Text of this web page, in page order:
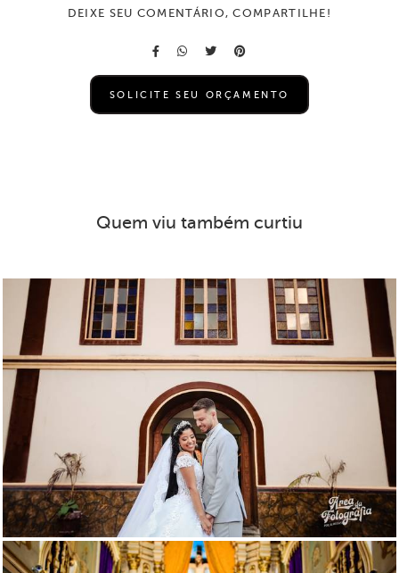
DEIXE SEU COMENTÁRIO, COMPARTILHE!
SOLICITE SEU ORÇAMENTO
Quem viu também curtiu